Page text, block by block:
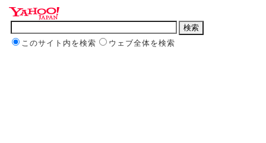
このサイト内を検索 ウェブ全体を検索